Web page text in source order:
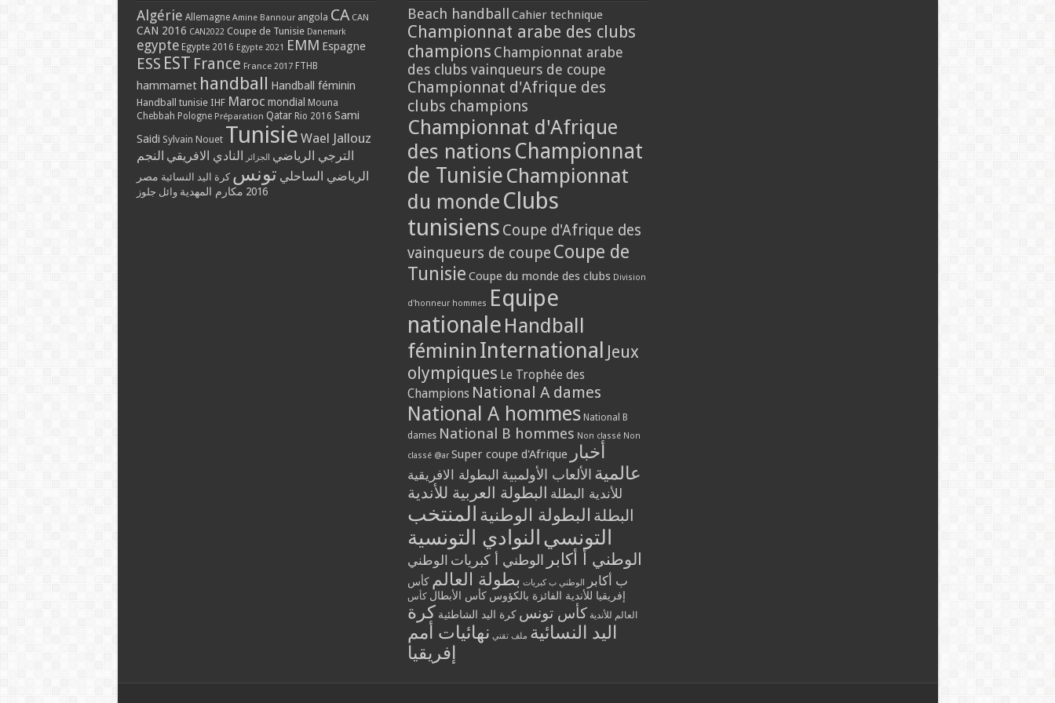
Algérie Allemagne Amine Bannour angola CA CAN
CAN 2016 CAN2022 Coupe de Tunisie Danemark
egypte Egypte 2016 Egypte 2021 EMM Espagne
ESS EST France France 2017 FTHB
hammamet handball Handball féminin
Handball tunisie IHF Maroc mondial Mouna
Chebbah Pologne Préparation Qatar Rio 2016 Sami
Saidi Sylvain Nouet Tunisie Wael Jallouz
الترجي الرياضي الجزائر النادي الافريقي النجم
الرياضي الساحلي تونس كرة اليد النسائية مصر
2016 مكارم المهدية وائل جلوز
Beach handball Cahier technique
Championnat arabe des clubs
champions Championnat arabe
des clubs vainqueurs de coupe
Championnat d'Afrique des
clubs champions
Championnat d'Afrique
des nations Championnat
de Tunisie Championnat
du monde Clubs
tunisiens Coupe d'Afrique des
vainqueurs de coupe Coupe de
Tunisie Coupe du monde des clubs Division
d'honneur hommes Equipe
nationale Handball
féminin International Jeux
olympiques Le Trophée des
Champions National A dames
National A hommes National B
dames National B hommes Non classé Non
classé @ar Super coupe d'Afrique أخبار
عالمية الألعاب الأولمبية البطولة الافريقية
للأندية البطلة البطولة العربية للأندية
البطلة البطولة الوطنية المنتخب
التونسي النوادي التونسية
الوطني أ أكابر الوطني أ كبريات الوطني
ب أكابر
الوطني ب كبريات بطولة العالم كأس
إفريقيا للأندية الفائزة بالكؤوس كأس الأبطال كأس
العالم للأندية كأس تونس كرة اليد الشاطئية كرة
اليد النسائية ملف تقني نهائيات أمم
إفريقيا